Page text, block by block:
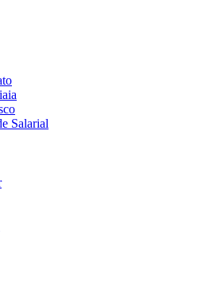
Salarial